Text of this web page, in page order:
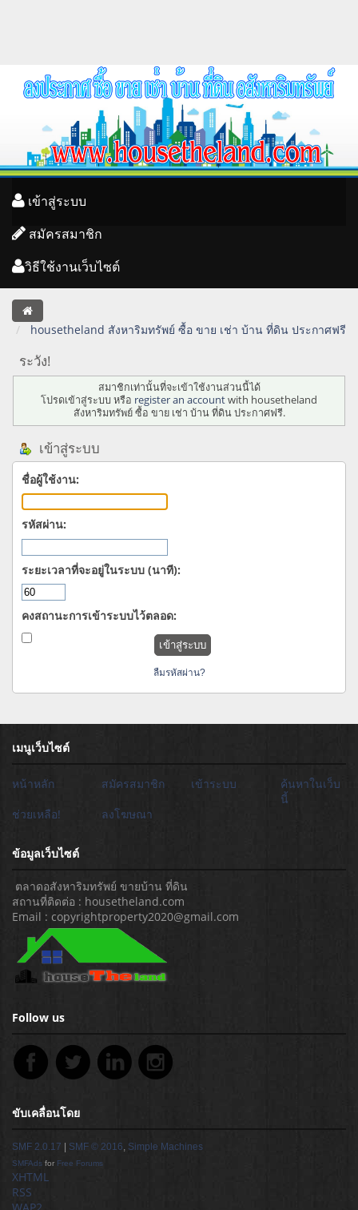
เข้าสู่ระบบ
สมัครสมาชิก
วิธีใช้งานเว็บไซต์
housetheland สังหาริมทรัพย์ ซื้อ ขาย เช่า บ้าน ที่ดิน ประกาศฟรี
ระวัง!
สมาชิกเท่านั้นที่จะเข้าใช้งานส่วนนี้ได้
โปรดเข้าสู่ระบบ หรือ register an accountwith housetheland
สังหาริมทรัพย์ ซื้อ ขาย เช่า บ้าน ที่ดิน ประกาศฟรี.
เข้าสู่ระบบ
ชื่อผู้ใช้งาน:
รหัสผ่าน:
ระยะเวลาที่จะอยู่ในระบบ (นาที):
คงสถานะการเข้าระบบไว้ตลอด:
ลืมรหัสผ่าน?
เมนูเว็บไซต์
หน้าหลัก สมัครสมาชิก เข้าระบบ
ค้นหาในเว็บ
นี้
ช่วยเหลือ!
ลงโฆษณา
ข้อมูลเว็บไซต์
ตลาดอสังหาริมทรัพย์ ขายบ้าน ที่ดิน
สถานที่ติดต่อ : housetheland.com
Email : copyrightproperty2020@gmail.com
Follow us
ขับเคลื่อนโดย
SMF 2.0.17 | SMF © 2016 Simple Machines
SMFAds for Free Forums
XHTML
RSS
WAP2